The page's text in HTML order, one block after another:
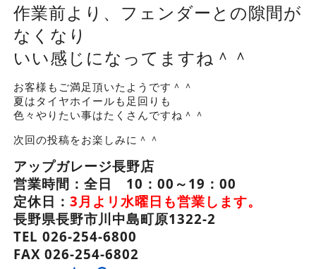
作業前より、 フェンダーとの隙間が
なくなり
いい感じになってますね＾＾
お客様もご満足頂いたようです＾＾
夏はタイヤホイールも足回りも
色々やりたい事はたくさんですね＾＾
次回の投稿をお楽しみに＾＾
アップガレージ長野店
営業時間：全日 10：00～19：00
定休日： 3月よリ水曜日も営業します。
長野県長野市川中島町原1322-2
TEL 026-254-6800
FAX 026-254-6802